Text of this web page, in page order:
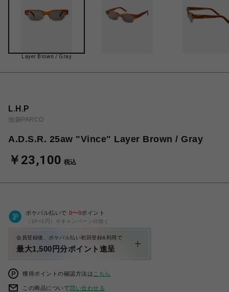
Layer Brown / Gray
L.H.P
池袋PARCO
A.D.S.R. 25aw "Vince" Layer Brown / Gray
￥23,100 税込
ポケパル払いで 0〜0ポイント
（1P=1円）※キャンペーン分除く
会員登録後、ポケパル払い初回登録&利用で
最大1,500円分ポイント進呈
獲得ポイントの確認方法は こちら
この商品について問い合わせる